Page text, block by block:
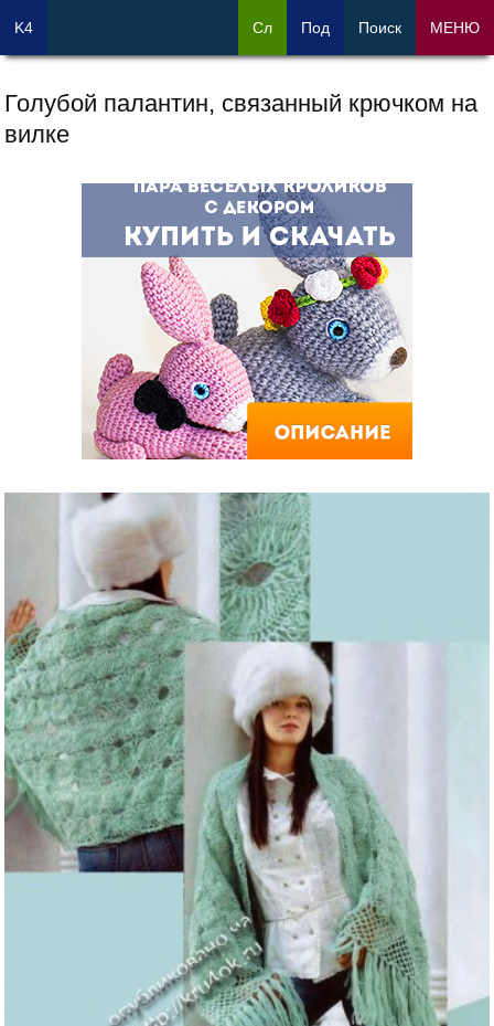
Голубой палантин, связанный крючком на
вилке
K4 Сл Под Поиск МЕНЮ